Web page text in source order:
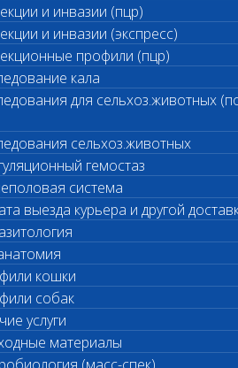
и инвазии (пцр)
и инвазии (экспресс)
профили (пцр)
кала
для сельхоз.животных
сельхоз.животных
гемостаз
система
выезда курьера и другой
кошки
собак
услуги
материалы
законом. Товарный знак
БИО"
а также использование материалов,